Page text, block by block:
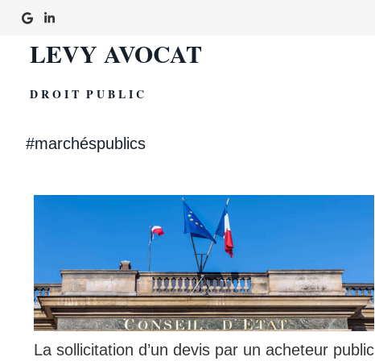
LEVY AVOCAT
D R O I T P U B L I C
#marchéspublics
La sollicitation d’un devis par un acheteur public